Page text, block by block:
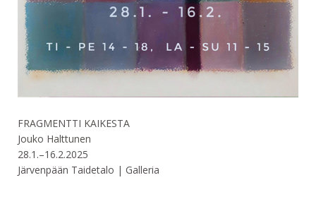
FRAGMENTTI KAIKESTA
Jouko Halttunen
28.1.–16.2.2025
Järvenpään Taidetalo | Galleria